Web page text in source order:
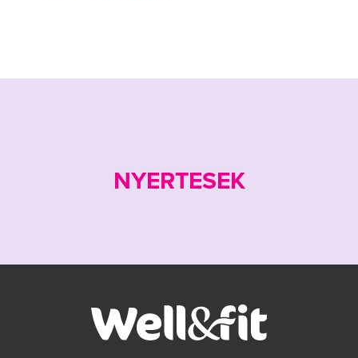
MEDITÁLÓKNAK
NYERTESEK